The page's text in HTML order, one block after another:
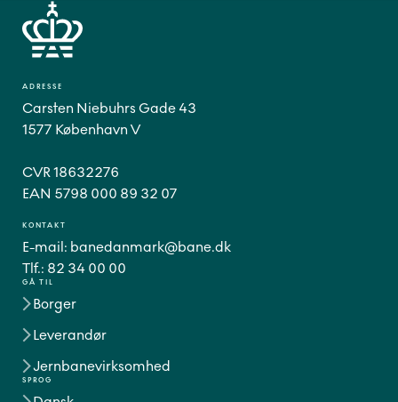
GÅ TIL
Borger
Leverandør
Jernbanevirksomhed
SPROG
ADRESSE
Carsten Niebuhrs Gade 43
1577 København V
CVR 18632276
EAN 5798 000 89 32 07
KONTAKT
E-mail: banedanmark@bane.dk
Tlf.: 82 34 00 00